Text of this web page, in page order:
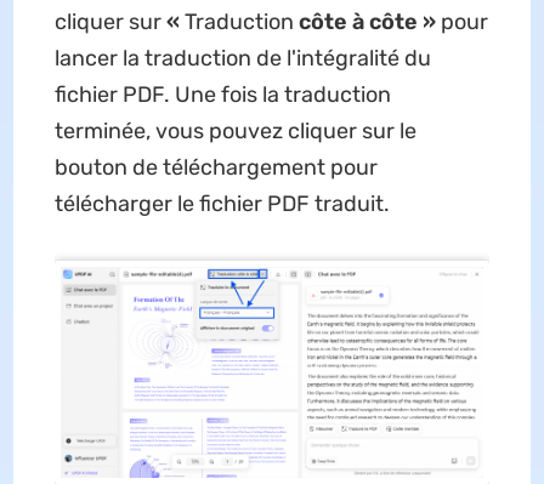
cliquer sur« Traduction côte à côte »pour
lancer la traduction de l'intégralité du
fichier PDF. Une fois la traduction
terminée, vous pouvez cliquer sur le
bouton de téléchargement pour
télécharger le fichier PDF traduit.